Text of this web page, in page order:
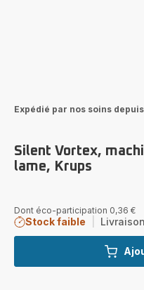
Expédié par nos soins
Silent Vortex,
lame, Krups
Dont éco-participation 0,36 €
Stock faible